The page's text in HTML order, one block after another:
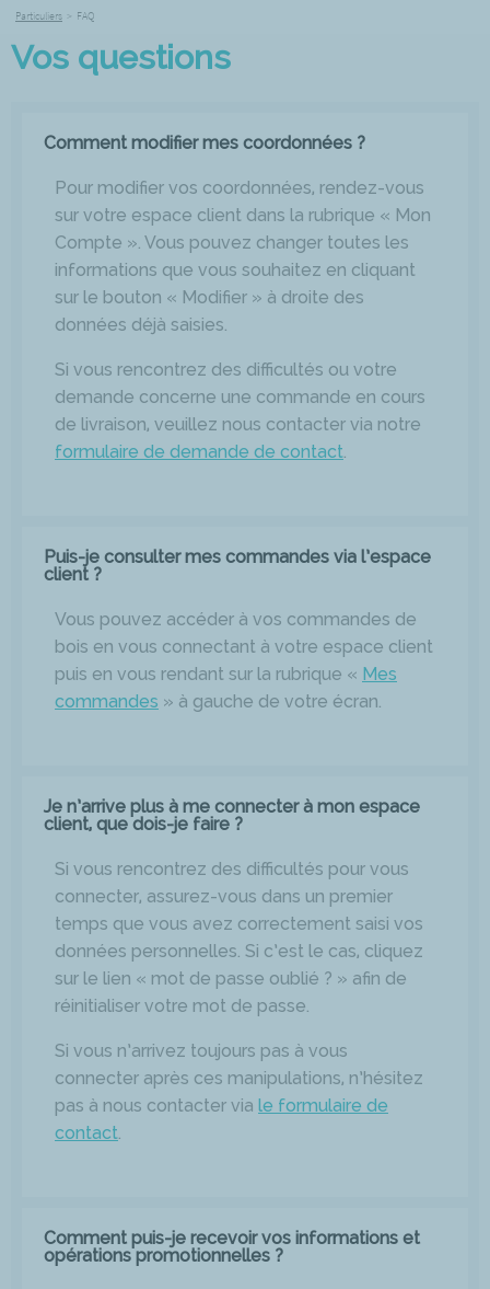
Particuliers > FAQ
Vos questions
Comment modifier mes coordonnées ?
Pour modifier vos coordonnées, rendez-vous
sur votre espace client dans la rubrique « Mon
Compte ». Vous pouvez changer toutes les
informations que vous souhaitez en cliquant
sur le bouton « Modifier » à droite des
données déjà saisies.
Si vous rencontrez des difficultés ou votre
demande concerne une commande en cours
de livraison, veuillez nous contacter via notre
formulaire de demande de contact.
Puis-je consulter mes commandes via l’espace
client ?
Vous pouvez accéder à vos commandes de
bois en vous connectant à votre espace client
puis en vous rendant sur la rubrique « Mes
commandes » à gauche de votre écran.
Je n’arrive plus à me connecter à mon espace
client, que dois-je faire ?
Si vous rencontrez des difficultés pour vous
connecter, assurez-vous dans un premier
temps que vous avez correctement saisi vos
données personnelles. Si c’est le cas, cliquez
sur le lien « mot de passe oublié ? » afin de
réinitialiser votre mot de passe.
Si vous n’arrivez toujours pas à vous
connecter après ces manipulations, n’hésitez
pas à nous contacter via le formulaire de
contact.
Comment puis-je recevoir vos informations et
opérations promotionnelles ?